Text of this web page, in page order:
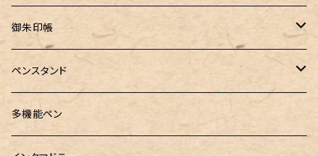
RETRO51
RHODIA(ロディア)
ロットリング
IWI（アイダブリューアイ）
meister by POINT(マイスターバイポイント)
島田小割製材所
MONS ORIS (モンズオーリス)
ボルトレッティ
御朱印帳
富士ひのき御朱印帳【巓】
黄金富士ひのき御朱印帳
ペンスタンド
Ystudio（ワイスタジオ）
多機能ペン